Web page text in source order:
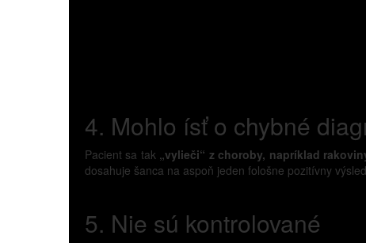
4. Mohlo ísť o chybné
Pacient sa tak „vylieči“ z choroby, napríklad
dosahuje šanca na aspoň jeden fološne pozitívny
5. Nie sú kontrolované